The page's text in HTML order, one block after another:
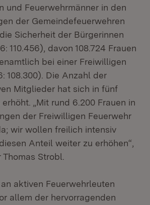
und Feuerwehrmänner in den
der Gemeindefeuerwehren
Sicherheit der Bürgerinnen
110.456), davon 108.724 Frauen
bei einer Freiwilligen
108.300). Die Anzahl der
Mitglieder hat sich in fünf
„Mit rund 6.200 Frauen in
der Freiwilligen Feuerwehr
wir wollen freilich intensiv
Anteil weiter zu erhöhen“,
Strobl.
an aktiven Feuerwehrleuten
allem der hervorragenden